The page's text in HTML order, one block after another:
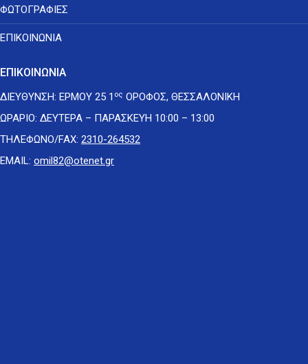
ΦΩΤΟΓΡΑΦΙΕΣ
ΕΠΙΚΟΙΝΩΝΙΑ
ΕΠΙΚΟΙΝΩΝΙΑ
ΔΙΕΥΘΥΝΣΗ: ΕΡΜΟΥ 25 1 ος ΟΡΟΦΟΣ, ΘΕΣΣΑΛΟΝΙΚΗ
ΩΡΑΡΙΟ: ΔΕΥΤΕΡΑ – ΠΑΡΑΣΚΕΥΗ 10:00 – 13:00
ΤΗΛΕΦΩΝΟ/FAX: 2310-264532
EMAIL: omil82@otenet.gr